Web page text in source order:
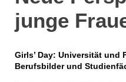
junge
Girls’ Day: Universität und
Berufsbilder und